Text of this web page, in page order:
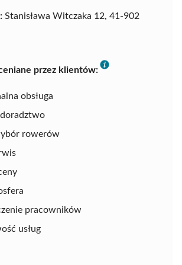
Stanisława Witczaka 12, 41-902
przez klientów:
obsługa
rowerów
pracowników
usług